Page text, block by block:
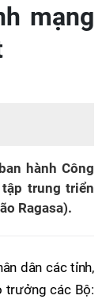
mạng
hành Công
trung triển
Ragasa).
dân các tỉnh,
trưởng các Bộ: